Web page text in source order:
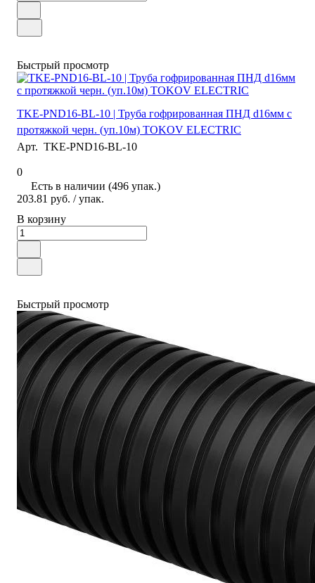
Быстрый просмотр
TKE-PND16-BL-10 | Труба гофрированная ПНД d16мм с
протяжкой черн. (уп.10м) TOKOV ELECTRIC
Арт. TKE-PND16-BL-10
0
Есть в наличии (496 упак.)
203.81 руб. / упак.
В корзину
Быстрый просмотр